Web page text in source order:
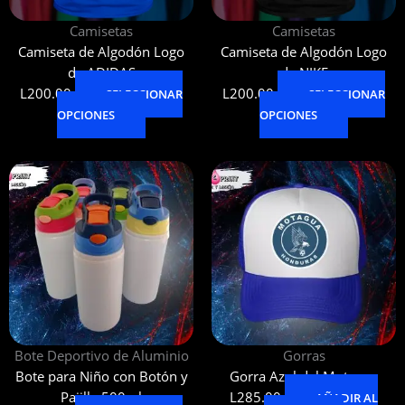
Camisetas
Camiseta de Algodón Logo
de ADIDAS
L200.00
SELECCIONAR
OPCIONES
pueden
en
la
página
de
producto
Camisetas
Camiseta de Algodón Logo
de NIKE
L200.00
SELECCIONAR
OPCIONES
pueden
en
la
página
de
producto
Bote Deportivo de Aluminio
Bote para Niño con Botón y
Pajilla 500ml
Este
producto
tiene
múltiples
variantes.
Las
opciones
se
pueden
elegir
en
la
Gorras
Gorra Azul del Motagua
L285.00 AÑADIR AL